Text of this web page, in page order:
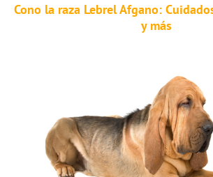
Cono la raza Lebrel Afgano:
y más